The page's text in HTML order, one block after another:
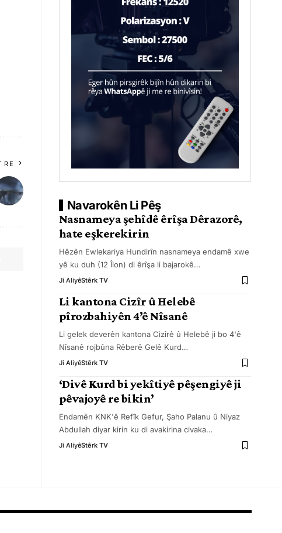
RE
Navarokên Li Pêş
Nasnameya şehîdê êrîşa Dêrazorê,
hate eşkerekirin
Hêzên Ewlekariya Hundirîn nasnameya endamê xwe
yê ku duh (12 Îlon) di êrîşa li bajarokê…
Ji AliyêStêrk TV
Li kantona Cizîr û Helebê
pîrozbahiyên 4’ê Nîsanê
Li gelek deverên kantona Cizîrê û Helebê ji bo 4'ê
Nîsanê rojbûna Rêberê Gelê Kurd…
Ji AliyêStêrk TV
‘Divê Kurd bi yekîtiyê pêşengiyê ji
pêvajoyê re bikin’
Endamên KNK'ê Refîk Gefur, Şaho Palanu û Niyaz
Abdullah diyar kirin ku di avakirina civaka…
Ji AliyêStêrk TV